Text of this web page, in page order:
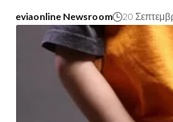
eviaonline Newsroom 20